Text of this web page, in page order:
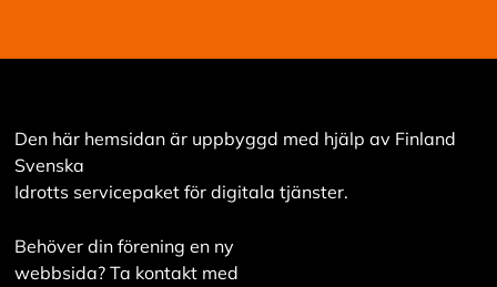
Den här hemsidan är uppbyggd med hjälp av Finland
Svenska
Idrotts servicepaket för digitala tjänster.
Behöver din förening en ny
webbsida? Ta kontakt med